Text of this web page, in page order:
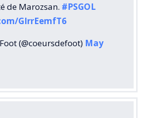
de Marozsan. #PSGOL
GIrrEemfT6
(@coeursdefoot) May